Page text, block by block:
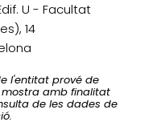
U - Facultat
14
l'entitat prové de
amb finalitat
de les dades de